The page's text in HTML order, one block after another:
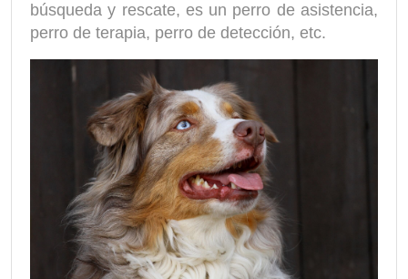
búsqueda y rescate, es un perro de asistencia,
perro de terapia, perro de detección, etc.